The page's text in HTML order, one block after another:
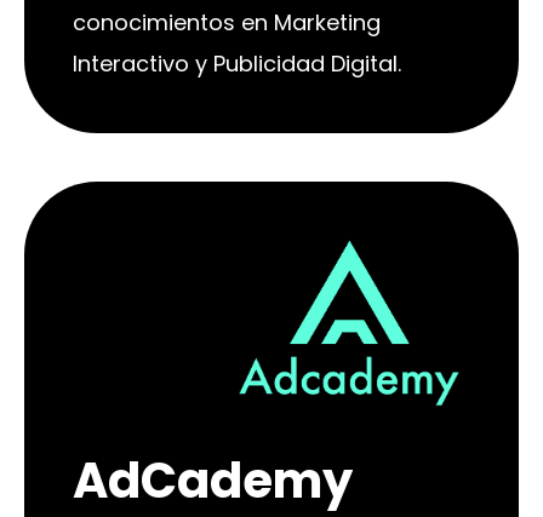
conocimientos en Marketing
Interactivo y Publicidad Digital.
AdCademy